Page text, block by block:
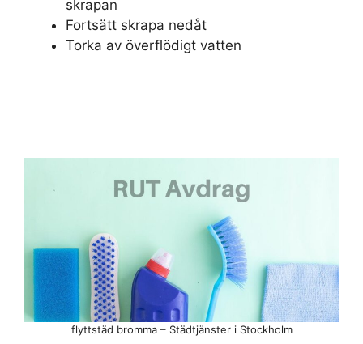
skrapan
Fortsätt skrapa nedåt
Torka av överflödigt vatten
flyttstäd bromma – Städtjänster i Stockholm